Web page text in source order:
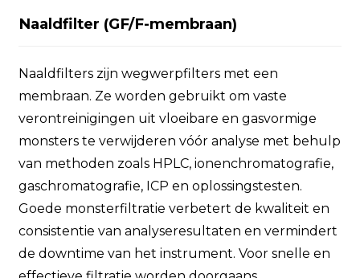
Naaldfilter (GF/F-membraan)
Naaldfilters zijn wegwerpfilters met een
membraan. Ze worden gebruikt om vaste
verontreinigingen uit vloeibare en gasvormige
monsters te verwijderen vóór analyse met behulp
van methoden zoals HPLC, ionenchromatografie,
gaschromatografie, ICP en oplossingstesten.
Goede monsterfiltratie verbetert de kwaliteit en
consistentie van analyseresultaten en vermindert
de downtime van het instrument. Voor snelle en